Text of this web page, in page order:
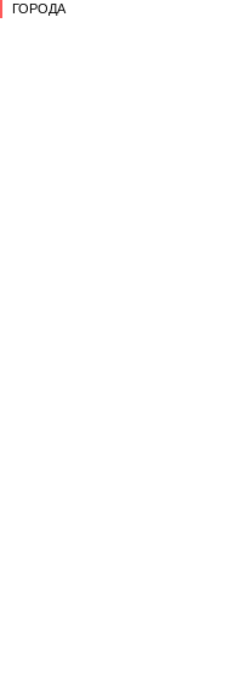
ГОРОДА